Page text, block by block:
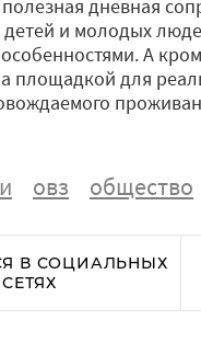
дневная
детей и молодых
А
площадкой для
овз общество
В СОЦИАЛЬНЫХ
СЕТЯХ